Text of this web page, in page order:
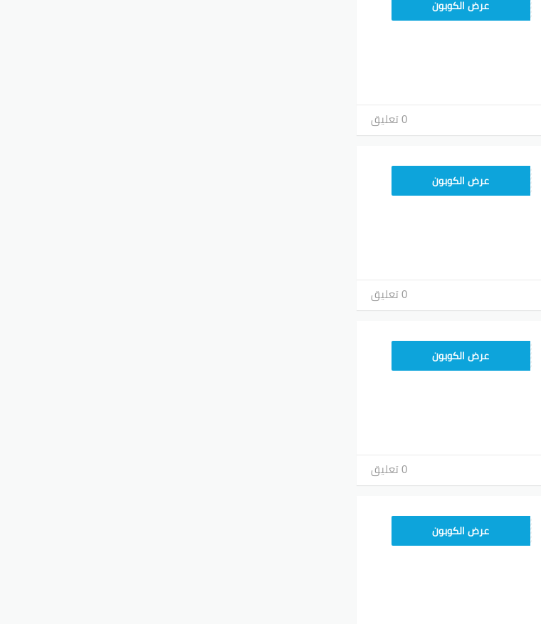
مهماً لعشاق العطور. السعي نحو الحصول على أفضل العطور بأسعار تنافسية عبر
تجربة التسوق ويعطي المتسوقين فرصة للتفاعل بشكل أفضل مع عالم العطور.
MATCH15
عرض الكوبون
0 تعليق
MATCH15
عرض الكوبون
0 تعليق
MATCH15
عرض الكوبون
0 تعليق
MATCH25
عرض الكوبون